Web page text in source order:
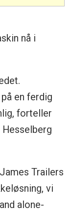
nå i
en ferdig
forteller
Trailers
vi
alone-